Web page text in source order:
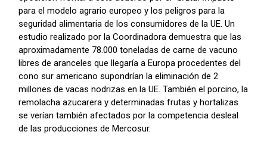
para el modelo agrario europeo y los peligros para la
seguridad alimentaria de los consumidores de la UE. Un
estudio realizado por la Coordinadora demuestra que las
aproximadamente 78.000 toneladas de carne de vacuno
libres de aranceles que llegaría a Europa procedentes del
cono sur americano supondrían la eliminación de 2
millones de vacas nodrizas en la UE. También el porcino, la
remolacha azucarera y determinadas frutas y hortalizas
se verían también afectados por la competencia desleal
de las producciones de Mercosur.